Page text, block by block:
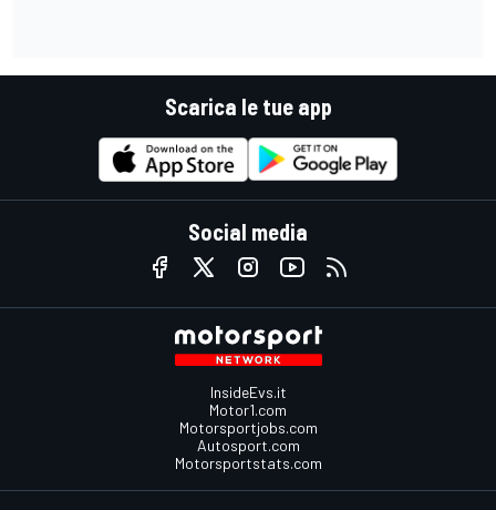
Scarica le tue app
Social media
InsideEvs.it
Motor1.com
Motorsportjobs.com
Autosport.com
Motorsportstats.com